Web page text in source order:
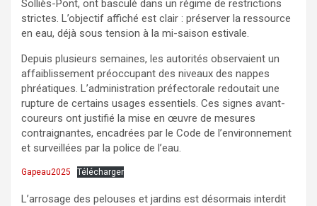
Solliès-Pont, ont basculé dans un régime de restrictions
strictes. L’objectif affiché est clair : préserver la ressource
en eau, déjà sous tension à la mi-saison estivale.
Depuis plusieurs semaines, les autorités observaient un
affaiblissement préoccupant des niveaux des nappes
phréatiques. L’administration préfectorale redoutait une
rupture de certains usages essentiels. Ces signes avant-
coureurs ont justifié la mise en œuvre de mesures
contraignantes, encadrées par le Code de l’environnement
et surveillées par la police de l’eau.
Gapeau2025 Télécharger
L’arrosage des pelouses et jardins est désormais interdit